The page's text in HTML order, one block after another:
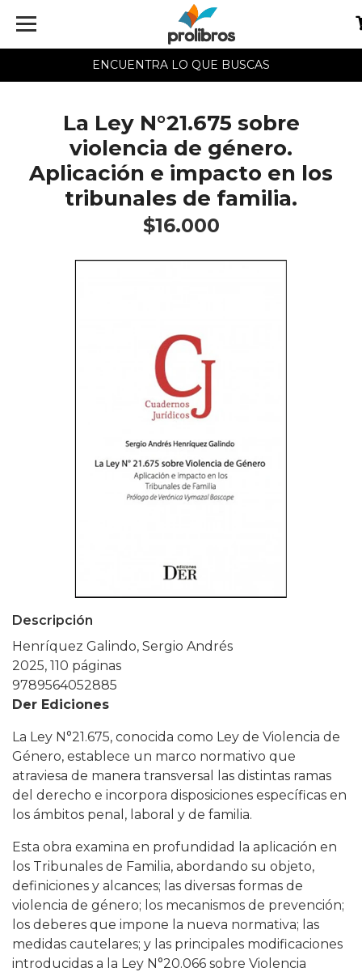
ENCUENTRA LO QUE BUSCAS
La Ley N°21.675 sobre
violencia de género.
Aplicación e impacto en los
tribunales de familia.
$16.000
Descripción
Henríquez Galindo, Sergio Andrés
2025, 110 páginas
9789564052885
Der Ediciones
La Ley N°21.675, conocida como Ley de Violencia de
Género, establece un marco normativo que
atraviesa de manera transversal las distintas ramas
del derecho e incorpora disposiciones específicas en
los ámbitos penal, laboral y de familia.
Esta obra examina en profundidad la aplicación en
los Tribunales de Familia, abordando su objeto,
definiciones y alcances; las diversas formas de
violencia de género; los mecanismos de prevención;
los deberes que impone la nueva normativa; las
medidas cautelares; y las principales modificaciones
introducidas a la Ley N°20.066 sobre Violencia